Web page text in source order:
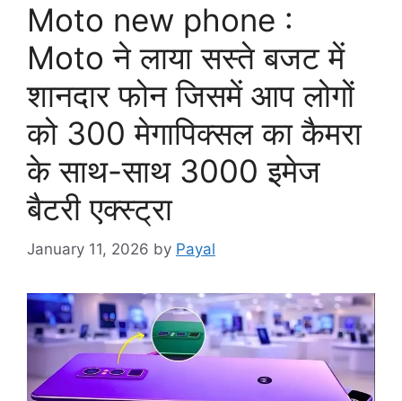
Moto new phone :
Moto ने लाया सस्ते बजट में
शानदार फोन जिसमें आप लोगों
को 300 मेगापिक्सल का कैमरा
के साथ-साथ 3000 इमेज
बैटरी एक्स्ट्रा
January 11, 2026 by Payal